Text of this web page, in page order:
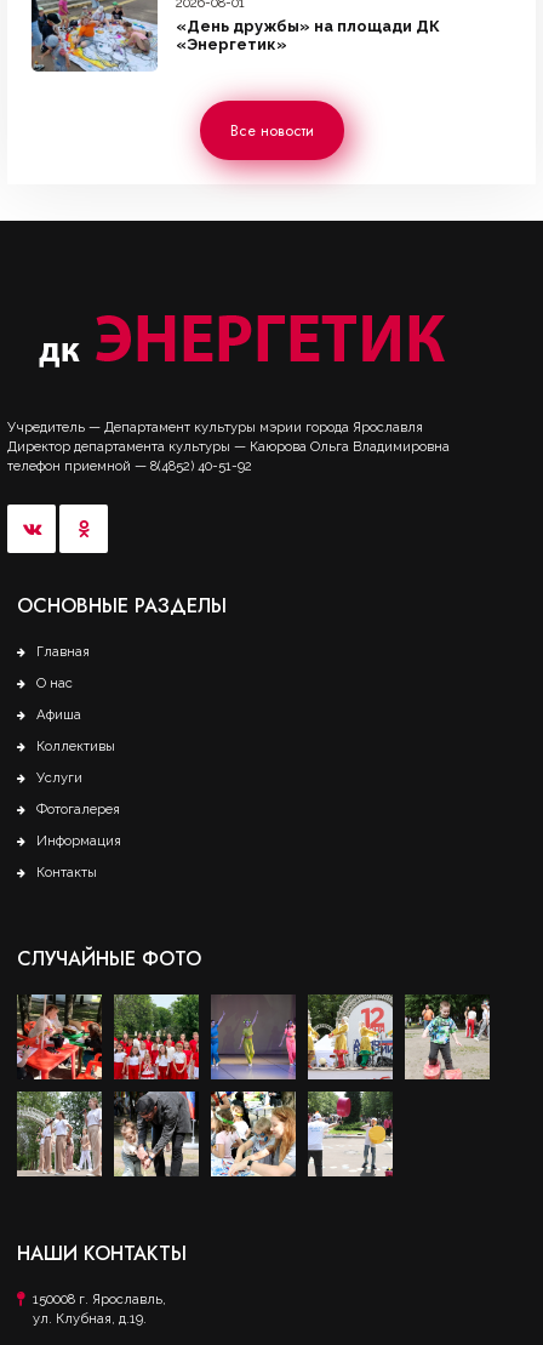
«День дружбы» на площади ДК
«Энергетик»
Все новости
Учредитель — Департамент культуры мэрии города Ярославля
Директор департамента культуры — Каюрова Ольга Владимировна
телефон приемной — 8(4852) 40-51-92
ОСНОВНЫЕ РАЗДЕЛЫ
Главная
О нас
Афиша
Коллективы
Услуги
Фотогалерея
Информация
Контакты
СЛУЧАЙНЫЕ ФОТО
НАШИ КОНТАКТЫ
150008 г. Ярославль,
ул. Клубная, д.19.